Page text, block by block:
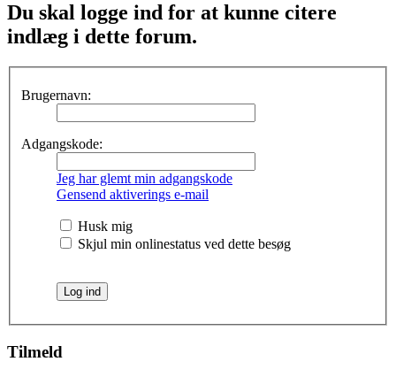
Du skal logge ind for at kunne citere
indlæg i dette forum.
Brugernavn:
Adgangskode:
Jeg har glemt min adgangskode
Gensend aktiverings e-mail
Husk mig
Skjul min onlinestatus ved dette besøg
Tilmeld